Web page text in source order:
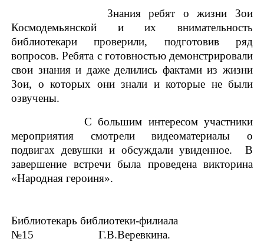
Знания ребят о жизни Зои
Космодемьянской и их внимательность
библиотекари проверили, подготовив ряд
вопросов. Ребята с готовностью демонстрировали
свои знания и даже делились фактами из жизни
Зои, о которых они знали и которые не были
озвучены.
С большим интересом участники
мероприятия смотрели видеоматериалы о
подвигах девушки и обсуждали увиденное.
В
завершение встречи была проведена викторина
«Народная героиня».
Библиотекарь библиотеки-филиала
№15 Г.В.Веревкина.